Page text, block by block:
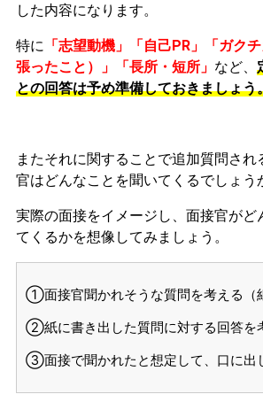
した内容になります。
特に 「志望動機」「自己PR」「ガク
張ったこと）」「長所・短所」 など、
との回答は予め準備しておきましょう
またそれに関することで追加質問され
官はどんなことを聞いてくるでしょう
実際の面接をイメージし、面接官がど
てくるかを想像してみましょう。
①面接官聞かれそうな質問を考える（
②紙に書き出した質問に対する回答を
③面接で聞かれたと想定して、口に出